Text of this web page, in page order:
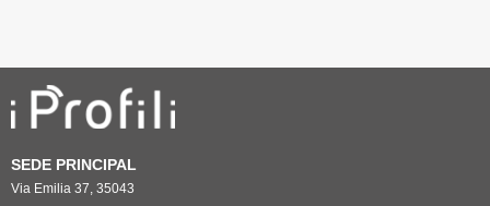
SEDE PRINCIPAL
Via Emilia 37, 35043